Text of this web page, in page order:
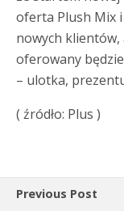
oferta Plush Mix
nowych klientów,
oferowany
– ulotka,
( źródło: Plus )
Previous Post